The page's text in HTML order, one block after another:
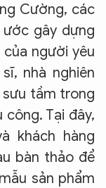
Cường, các
gây dựng
người yêu
nhà nghiên
tầm trong
Tại đây,
khách hàng
bàn thảo để
sản phẩm